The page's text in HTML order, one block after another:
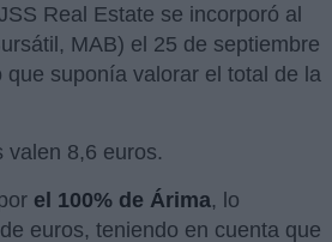
Real Estate se incorporó al
MAB) el 25 de septiembre
que suponía valorar el total de la
valen 8,6 euros.
el 100% de Árima, lo
euros, teniendo en cuenta que